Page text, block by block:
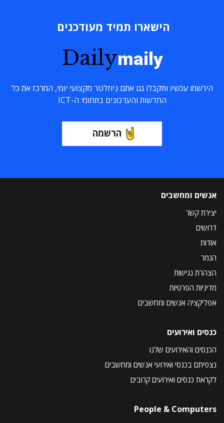
הישארו תמיד מעודכנים
Dailymaily
הירשמו עכשיו ותקבלו גם אתם ניוזלטר מקצועי יומי, המרכז את כל
החדשות והעדכונים בתחומי ה-ICT
הרשמה
אנשים ומחשבים
יצירת קשר
דרושים
אודות
הנמר
הצהרת נגישות
מדיניות הפרטיות
אפליקציה אנשים ומחשבים
כנסים ואירועים
הכנסים והאירועים שלנו
נצפיתם בכנסי ואירועי אנשים ומחשבים
לקראת כנסים ואירועים קרובים
People & Computers